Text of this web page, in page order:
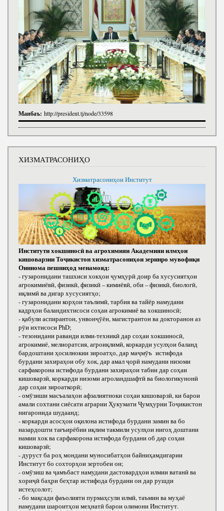
Манбаъ: http://president.tj/node/33598
ХИЗМАТРАСОНИҲО
Хизматрасониҳои Институт
Институти хокшиносӣ ва агрохимияи Академияи илмҳои
кишоварзии Тоҷикистон хизматрасониҳои зеринро мувофиқи
Оиннома пешниҳод менамояд:
- гузаронидани ташхиси хокҳои ҷумҳурӣ доир ба хусусиятҳои
агрокимиёвӣ, физикӣ, физикӣ – кимиёвӣ, оби – физикӣ, биологӣ,
иқлимӣ ва дигар хусусиятҳо;
- гузаронидани корҳои таълимӣ, тарбия ва тайёр намудани
кадрҳои баландихтисоси соҳаи агрокимиё ва хокшиносӣ;
- қабули аспирантон, унвонҷӯён, магистрантон ва докторанон аз
рӯи ихтисоси РhD;
- тезонидани раванди илми-техникӣ дар соҳаи хокшиносӣ,
агрокимиё, мелиоратсия, агроиқлимӣ, коркарди усулҳои баланд
бардоштани ҳосилнокии зироатҳо, дар маҷмӯъ истифода
бурдани захираҳои обу хок, дар амал ҷорӣ намудани низоми
сарфакорона истифода бурдани захираҳои табии дар соҳаи
кишоварзӣ, коркарди низоми агроландшафтӣ ва биологикунонӣ
дар соҳаи зироаткорӣ;
- омӯзиши масъалаҳои афзалиятноки соҳаи кишоварзӣ, ки барои
амали сохтани сиёсати аграрии Ҳукумати Ҷумҳурии Тоҷикистон
нигаронида шудаанд;
- коркарди асосҳои оқилона истифода бурдани замин ва бо
назардошти тағъирёбии иқлим такмили усулҳои нигоҳ доштани
намии хок ва сарфакорона истифода бурдани об дар соҳаи
кишоварзӣ;
- дуруст ба роҳ мондани муносибатҳои байниҳамдигарии
Институт бо сохторҳои зертобеи он;
- омӯзиш ва ҷамъбаст намудани дастовардҳои илмии ватанӣ ва
хориҷӣ баҳри беҳтар истифода бурдани он дар рушди
истеҳсолот;
- бо мақсади фаъолияти пурмаҳсули илмӣ, таъмин ва муҳаё
намудани шароитҳои меҳнатӣ барои олимони Институт.